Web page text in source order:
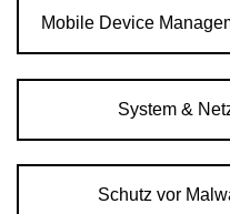
Mobile Device
System &
Schutz vor